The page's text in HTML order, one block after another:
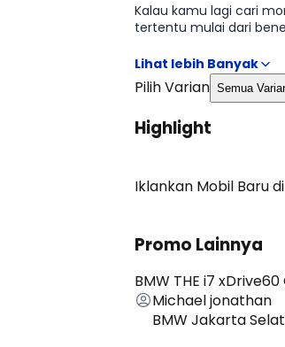
Kalau kamu lagi cari
tertentu mulai dari
Pilih Varian Semua
Highlight
Iklankan Mobil Baru
Promo Lainnya
BMW THE i7
Michael jonathan
BMW Jakarta